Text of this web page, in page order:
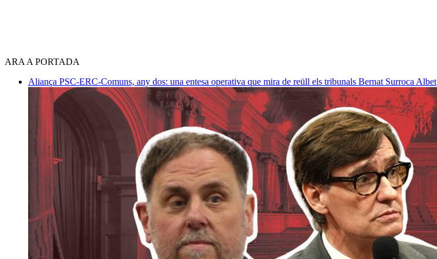
ARA A PORTADA
Aliança PSC-ERC-Comuns, any dos: una entesa operativa que mira de reüll els tribunals Bernat Surroca Albet